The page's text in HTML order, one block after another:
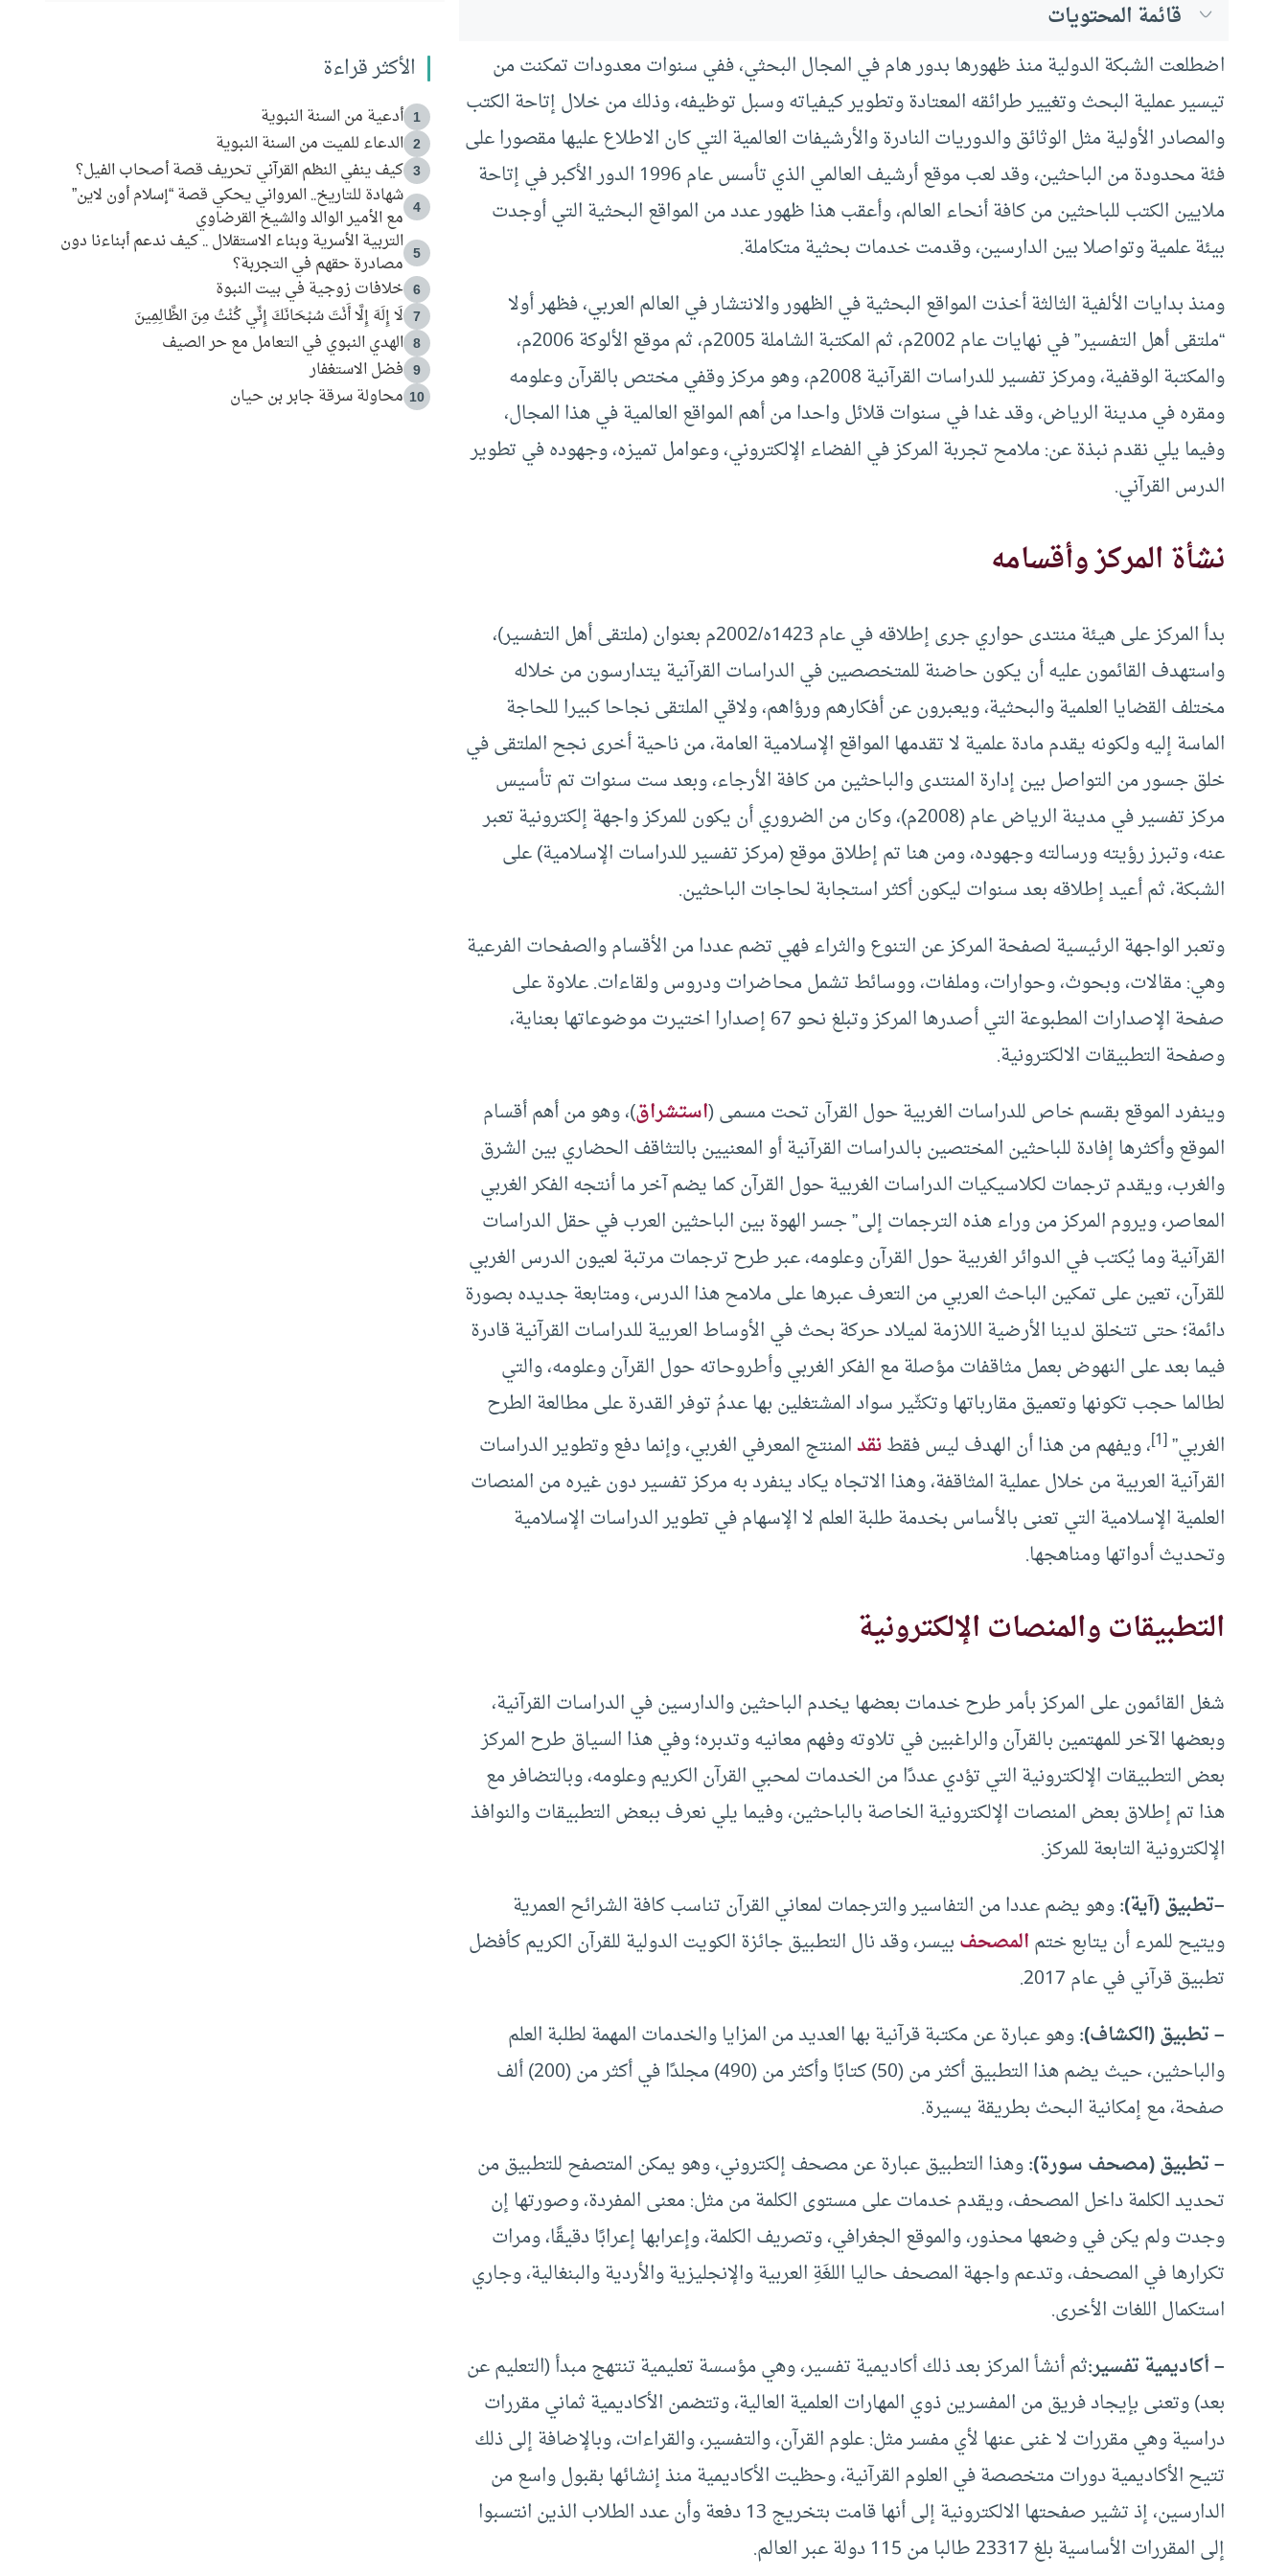
قائمة المحتويات
اضطلعت الشبكة الدولية منذ ظهورها بدور هام في المجال البحثي، ففي سنوات معدودات تمكنت من
تيسير عملية البحث وتغيير طرائقه المعتادة وتطوير كيفياته وسبل توظيفه، وذلك من خلال إتاحة الكتب
والمصادر الأولية مثل الوثائق والدوريات النادرة والأرشيفات العالمية التي كان الاطلاع عليها مقصورا على
فئة محدودة من الباحثين، وقد لعب موقع أرشيف العالمي الذي تأسس عام 1996 الدور الأكبر في إتاحة
ملايين الكتب للباحثين من كافة أنحاء العالم، وأعقب هذا ظهور عدد من المواقع البحثية التي أوجدت
بيئة علمية وتواصلا بين الدارسين، وقدمت خدمات بحثية متكاملة.
ومنذ بدايات الألفية الثالثة أخذت المواقع البحثية في الظهور والانتشار في العالم العربي، فظهر أولا
“ملتقى أهل التفسير” في نهايات عام 2002م، ثم المكتبة الشاملة 2005م، ثم موقع الألوكة 2006م،
والمكتبة الوقفية، ومركز تفسير للدراسات القرآنية 2008م، وهو مركز وقفي مختص بالقرآن وعلومه
ومقره في مدينة الرياض، وقد غدا في سنوات قلائل واحدا من أهم المواقع العالمية في هذا المجال،
وفيما يلي نقدم نبذة عن: ملامح تجربة المركز في الفضاء الإلكتروني، وعوامل تميزه، وجهوده في تطوير
الدرس القرآني.
نشأة المركز وأقسامه
بدأ المركز على هيئة منتدى حواري جرى إطلاقه في عام 1423ه/2002م بعنوان (ملتقى أهل التفسير)،
واستهدف القائمون عليه أن يكون حاضنة للمتخصصين في الدراسات القرآنية يتدارسون من خلاله
مختلف القضايا العلمية والبحثية، ويعبرون عن أفكارهم ورؤاهم، ولاقي الملتقى نجاحا كبيرا للحاجة
الماسة إليه ولكونه يقدم مادة علمية لا تقدمها المواقع الإسلامية العامة، من ناحية أخرى نجح الملتقى في
خلق جسور من التواصل بين إدارة المنتدى والباحثين من كافة الأرجاء، وبعد ست سنوات تم تأسيس
مركز تفسير في مدينة الرياض عام (2008م)، وكان من الضروري أن يكون للمركز واجهة إلكترونية تعبر
عنه، وتبرز رؤيته ورسالته وجهوده، ومن هنا تم إطلاق موقع (مركز تفسير للدراسات الإسلامية) على
الشبكة، ثم أعيد إطلاقه بعد سنوات ليكون أكثر استجابة لحاجات الباحثين.
وتعبر الواجهة الرئيسية لصفحة المركز عن التنوع والثراء فهي تضم عددا من الأقسام والصفحات الفرعية
وهي: مقالات، وبحوث، وحوارات، وملفات، ووسائط تشمل محاضرات ودروس ولقاءات. علاوة على
صفحة الإصدارات المطبوعة التي أصدرها المركز وتبلغ نحو 67 إصدارا اختيرت موضوعاتها بعناية،
وصفحة التطبيقات الالكترونية.
وينفرد الموقع بقسم خاص للدراسات الغربية حول القرآن تحت مسمى (استشراق)، وهو من أهم أقسام
الموقع وأكثرها إفادة للباحثين المختصين بالدراسات القرآنية أو المعنيين بالتثاقف الحضاري بين الشرق
والغرب، ويقدم ترجمات لكلاسيكيات الدراسات الغربية حول القرآن كما يضم آخر ما أنتجه الفكر الغربي
المعاصر، ويروم المركز من وراء هذه الترجمات إلى” جسر الهوة بين الباحثين العرب في حقل الدراسات
القرآنية وما يُكتب في الدوائر الغربية حول القرآن وعلومه، عبر طرح ترجمات مرتبة لعيون الدرس الغربي
للقرآن، تعين على تمكين الباحث العربي من التعرف عبرها على ملامح هذا الدرس، ومتابعة جديده بصورة
دائمة؛ حتى تتخلق لدينا الأرضية اللازمة لميلاد حركة بحث في الأوساط العربية للدراسات القرآنية قادرة
فيما بعد على النهوض بعمل مثاقفات مؤصلة مع الفكر الغربي وأطروحاته حول القرآن وعلومه، والتي
لطالما حجب تكونها وتعميق مقارباتها وتكثّير سواد المشتغلين بها عدمُ توفر القدرة على مطالعة الطرح
الغربي”[1] ، ويفهم من هذا أن الهدف ليس فقطنقدالمنتج المعرفي الغربي، وإنما دفع وتطوير الدراسات
القرآنية العربية من خلال عملية المثاقفة، وهذا الاتجاه يكاد ينفرد به مركز تفسير دون غيره من المنصات
العلمية الإسلامية التي تعنى بالأساس بخدمة طلبة العلم لا الإسهام في تطوير الدراسات الإسلامية
وتحديث أدواتها ومناهجها.
التطبيقات والمنصات الإلكترونية
شغل القائمون على المركز بأمر طرح خدمات بعضها يخدم الباحثين والدارسين في الدراسات القرآنية،
وبعضها الآخر للمهتمين بالقرآن والراغبين في تلاوته وفهم معانيه وتدبره؛ وفي هذا السياق طرح المركز
بعض التطبيقات الإلكترونية التي تؤدي عددًا من الخدمات لمحبي القرآن الكريم وعلومه، وبالتضافر مع
هذا تم إطلاق بعض المنصات الإلكترونية الخاصة بالباحثين، وفيما يلي نعرف ببعض التطبيقات والنوافذ
الإلكترونية التابعة للمركز.
–تطبيق(آية):وهو يضم عددا من التفاسير والترجمات لمعاني القرآن تناسب كافة الشرائح العمرية
ويتيح للمرء أن يتابع ختمالمصحفبيسر، وقد نال التطبيق جائزة الكويت الدولية للقرآن الكريم كأفضل
تطبيق قرآني في عام 2017.
– تطبيق(الكشاف):وهو عبارة عن مكتبة قرآنية بها العديد من المزايا والخدمات المهمة لطلبة العلم
والباحثين، حيث يضم هذا التطبيق أكثر من (50) كتابًا وأكثر من (490) مجلدًا في أكثر من (200) ألف
صفحة، مع إمكانية البحث بطريقة يسيرة.
– تطبيق(مصحف سورة):وهذا التطبيق عبارة عن مصحف إلكتروني، وهو يمكن المتصفح للتطبيق من
تحديد الكلمة داخل المصحف، ويقدم خدمات على مستوى الكلمة من مثل: معنى المفردة، وصورتها إن
وجدت ولم يكن في وضعها محذور، والموقع الجغرافي، وتصريف الكلمة، وإعرابها إعرابًا دقيقًا، ومرات
تكرارها في المصحف، وتدعم واجهة المصحف حاليا اللغَةِ العربية والإنجليزية والأردية والبنغالية، وجاري
استكمال اللغات الأخرى.
– أكاديمية تفسير:ثم أنشأ المركز بعد ذلك أكاديمية تفسير، وهي مؤسسة تعليمية تنتهج مبدأ (التعليم عن
بعد) وتعنى بإيجاد فريق من المفسرين ذوي المهارات العلمية العالية، وتتضمن الأكاديمية ثماني مقررات
دراسية وهي مقررات لا غنى عنها لأي مفسر مثل: علوم القرآن، والتفسير، والقراءات، وبالإضافة إلى ذلك
تتيح الأكاديمية دورات متخصصة في العلوم القرآنية، وحظيت الأكاديمية منذ إنشائها بقبول واسع من
الدارسين، إذ تشير صفحتها الالكترونية إلى أنها قامت بتخريج 13 دفعة وأن عدد الطلاب الذين انتسبوا
إلى المقررات الأساسية بلغ 23317 طالبا من 115 دولة عبر العالم.
الأكثر قراءة
1 أدعية من السنة النبوية
2 الدعاء للميت من السنة النبوية
3 كيف ينفي النظم القرآني تحريف قصة أصحاب الفيل؟
4
شهادة للتاريخ.. المرواني يحكي قصة “إسلام أون لاين”
مع الأمير الوالد والشيخ القرضاوي
5
التربية الأسرية وبناء الاستقلال .. كيف ندعم أبناءنا دون
مصادرة حقهم في التجربة؟
6 خلافات زوجية في بيت النبوة
7 لَا إِلَهَ إِلَّا أَنْتَ سُبْحَانَكَ إِنِّي كُنْتُ مِنَ الظَّالِمِينَ
8 الهدي النبوي في التعامل مع حر الصيف
9 فضل الاستغفار
10 محاولة سرقة جابر بن حيان